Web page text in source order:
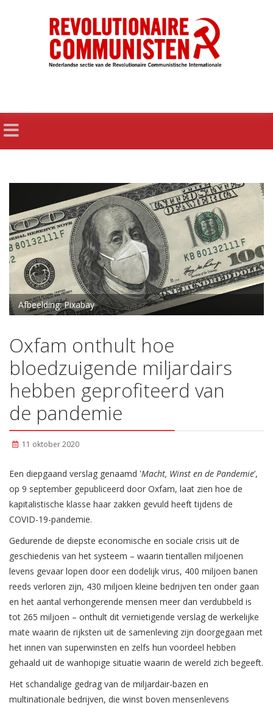
Afbeelding: Pixabay
Oxfam onthult hoe
bloedzuigende miljardairs
hebben geprofiteerd van
de pandemie
11 oktober 2020
Een diepgaand verslag genaamd 'Macht, Winst en de Pandemie’,
op 9 september gepubliceerd door Oxfam, laat zien hoe de
kapitalistische klasse haar zakken gevuld heeft tijdens de
COVID-19-pandemie.
Gedurende de diepste economische en sociale crisis uit de
geschiedenis van het systeem – waarin tientallen miljoenen
levens gevaar lopen door een dodelijk virus, 400 miljoen banen
reeds verloren zijn, 430 miljoen kleine bedrijven ten onder gaan
en het aantal verhongerende mensen meer dan verdubbeld is
tot 265 miljoen – onthult dit vernietigende verslag de werkelijke
mate waarin de rijksten uit de samenleving zijn doorgegaan met
het innen van superwinsten en zelfs hun voordeel hebben
gehaald uit de wanhopige situatie waarin de wereld zich begeeft.
Het schandalige gedrag van de miljardair-bazen en
multinationale bedrijven, die winst boven mensenlevens